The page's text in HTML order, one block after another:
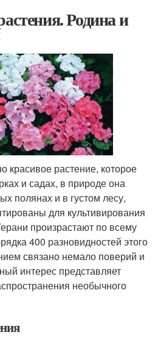
Родина и
красивое растение, которое
и садах, в природе она
полянах и в густом лесу,
для культивирования
произрастают по всему
400 разновидностей этого
связано немало поверий и
интерес представляет
необычного